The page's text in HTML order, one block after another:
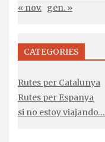
« nov. gen. »
CATEGORIES
Rutes per Catalunya
Rutes per Espanya
si no estoy viajando…